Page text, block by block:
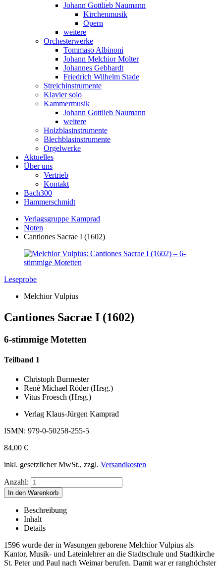
Johann Gottlieb Naumann
Kirchenmusik
Opern
weitere
Orchesterwerke
Tommaso Albinoni
Johann Melchior Molter
Johannes Gebhardt
Friedrich Wilhelm Stade
Streichinstrumente
Klavier solo
Kammermusik
Johann Gottlieb Naumann
weitere
Holzblasinstrumente
Blechblasinstrumente
Orgelwerke
Aktuelles
Über uns
Vertrieb
Kontakt
Bach300
Hammerschmidt
Verlagsgruppe Kamprad
Noten
Cantiones Sacrae I (1602)
Leseprobe
Melchior Vulpius
Cantiones Sacrae I (1602)
6-stimmige Motetten
Teilband 1
Christoph Burmester
René Michael Röder (Hrsg.)
Vitus Froesch (Hrsg.)
Verlag Klaus-Jürgen Kamprad
ISMN: 979-0-50258-255-5
84,00 €
inkl. gesetzlicher MwSt., zzgl. Versandkosten
Anzahl:
Beschreibung
Inhalt
Details
1596 wurde der in Wasungen geborene Melchior Vulpius als
Kantor, Musik- und Lateinlehrer an die Stadtschule und Stadtkirche
St. Peter und Paul nach Weimar berufen. Damit war er ranghöchster